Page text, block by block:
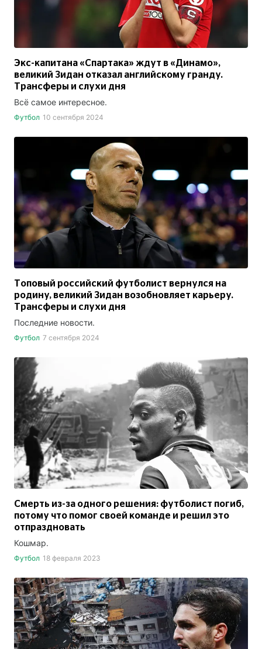
Экс-капитана «Спартака» ждут в «Динамо»,
великий Зидан отказал английскому гранду.
Трансферы и слухи дня
Всё самое интересное.
Футбол 10 сентября 2024
Топовый российский футболист вернулся на
родину, великий Зидан возобновляет карьеру.
Трансферы и слухи дня
Последние новости.
Футбол 7 сентября 2024
Смерть из-за одного решения: футболист погиб,
потому что помог своей команде и решил это
отпраздновать
Кошмар.
Футбол 18 февраля 2023